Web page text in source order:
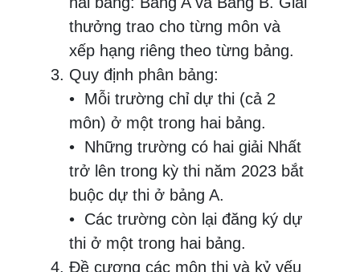
thưởng trao cho từng môn và
xếp hạng riêng theo từng bảng.
Quy định phân bảng:
• Mỗi trường chỉ dự thi (cả 2
môn) ở một trong hai bảng.
• Những trường có hai giải Nhất
trở lên trong kỳ thi năm 2023 bắt
buộc dự thi ở bảng A.
• Các trường còn lại đăng ký dự
thi ở một trong hai bảng.
Đề cương các môn thi và kỷ yếu